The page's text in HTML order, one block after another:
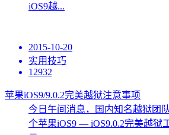
iOS9越...
2015-10-20
实用技巧
12932
苹果iOS9/9.0.2完美越狱注意事项
今日午间消息，国内知名越狱团
个苹果iOS9 — iOS9.0.2完美越狱